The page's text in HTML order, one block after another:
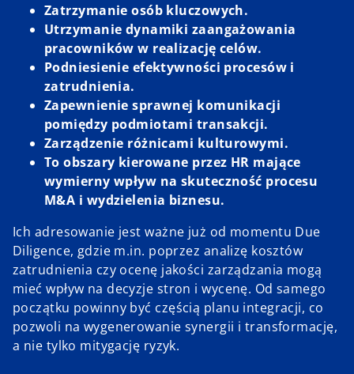
Zatrzymanie osób kluczowych.
Utrzymanie dynamiki zaangażowania
pracowników w realizację celów.
Podniesienie efektywności procesów i
zatrudnienia.
Zapewnienie sprawnej komunikacji
pomiędzy podmiotami transakcji.
Zarządzenie różnicami kulturowymi.
To obszary kierowane przez HR mające
wymierny wpływ na skuteczność procesu
M&A i wydzielenia biznesu.
Ich adresowanie jest ważne już od momentu Due
Diligence, gdzie m.in. poprzez analizę kosztów
zatrudnienia czy ocenę jakości zarządzania mogą
mieć wpływ na decyzje stron i wycenę. Od samego
początku powinny być częścią planu integracji, co
pozwoli na wygenerowanie synergii i transformację,
a nie tylko mitygację ryzyk.